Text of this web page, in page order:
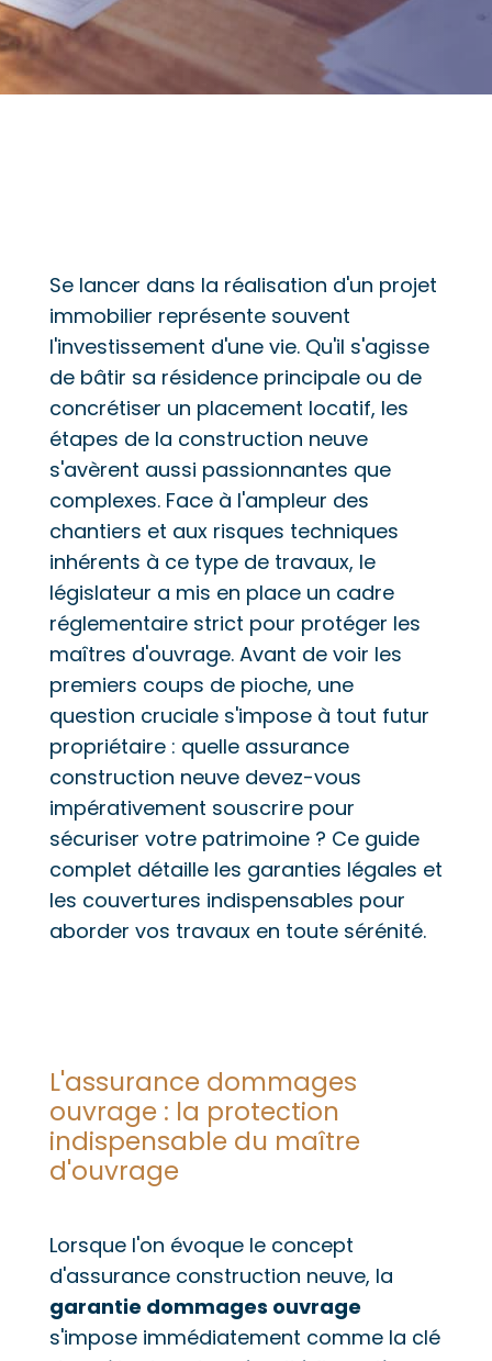
Se lancer dans la réalisation d'un projet
immobilier représente souvent
l'investissement d'une vie. Qu'il s'agisse
de bâtir sa résidence principale ou de
concrétiser un placement locatif, les
étapes de la construction neuve
s'avèrent aussi passionnantes que
complexes. Face à l'ampleur des
chantiers et aux risques techniques
inhérents à ce type de travaux, le
législateur a mis en place un cadre
réglementaire strict pour protéger les
maîtres d'ouvrage. Avant de voir les
premiers coups de pioche, une
question cruciale s'impose à tout futur
propriétaire : quelle assurance
construction neuve devez-vous
impérativement souscrire pour
sécuriser votre patrimoine ? Ce guide
complet détaille les garanties légales et
les couvertures indispensables pour
aborder vos travaux en toute sérénité.
L'assurance dommages
ouvrage : la protection
indispensable du maître
d'ouvrage
Lorsque l'on évoque le concept
d'assurance construction neuve, la
garantie dommages ouvrage
s'impose immédiatement comme la clé